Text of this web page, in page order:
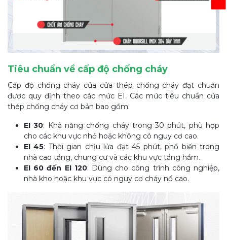
Tiêu chuẩn về cấp độ chống cháy
Cấp độ chống cháy của cửa thép chống cháy đạt chuẩn
được quy định theo các mức EI. Các mức tiêu chuẩn cửa
thép chống cháy cơ bản bao gồm:
EI 30: Khả năng chống cháy trong 30 phút, phù hợp
cho các khu vực nhỏ hoặc không có nguy cơ cao.
EI 45: Thời gian chịu lửa đạt 45 phút, phổ biến trong
nhà cao tầng, chung cư và các khu vực tầng hầm.
EI 60 đến EI 120: Dùng cho công trình công nghiệp,
nhà kho hoặc khu vực có nguy cơ cháy nổ cao.